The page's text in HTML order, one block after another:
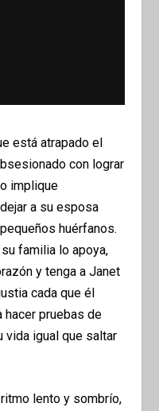
está atrapado el
con lograr
implique
a su esposa
huérfanos.
familia lo apoya,
y tenga a Janet
cada que él
hacer pruebas de
vida igual que saltar
lento y sombrío,